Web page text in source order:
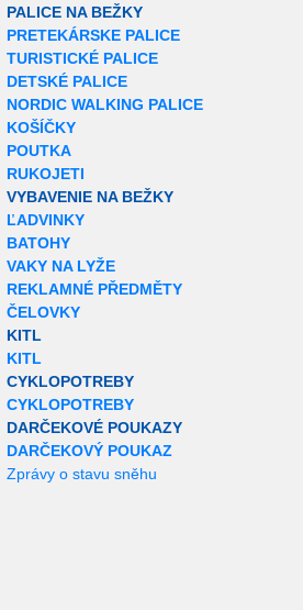
PALICE NA BEŽKY
PRETEKÁRSKE PALICE
TURISTICKÉ PALICE
DETSKÉ PALICE
NORDIC WALKING PALICE
KOŠÍČKY
POUTKA
RUKOJETI
VYBAVENIE NA BEŽKY
ĽADVINKY
BATOHY
VAKY NA LYŽE
REKLAMNÉ PŘEDMĚTY
ČELOVKY
KITL
KITL
CYKLOPOTREBY
CYKLOPOTREBY
DARČEKOVÉ POUKAZY
DARČEKOVÝ POUKAZ
Zprávy o stavu sněhu